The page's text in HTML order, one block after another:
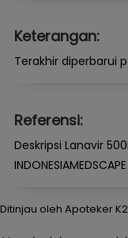
Keterangan:
Terakhir diperbarui
Referensi:
Deskripsi Lanavir
INDONESIAMEDSCAPE
Ditinjau oleh Apoteker